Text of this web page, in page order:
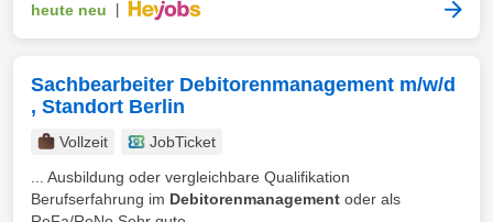
heute neu
Sachbearbeiter Debitorenmanagement m/w/d
, Standort Berlin
Vollzeit
JobTicket
... Ausbildung oder vergleichbare Qualifikation
Berufserfahrung im Debitorenmanagement oder als